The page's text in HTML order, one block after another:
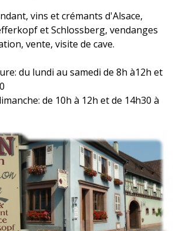
vins et crémants d'Alsace,
et Schlossberg, vendanges
vente, visite de cave.
du lundi au samedi de 8h à12h et
10h à 12h et de 14h30 à